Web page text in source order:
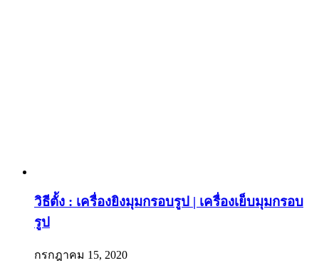
วิธีตั้ง : เครื่องยิงมุมกรอบรูป | เครื่องเย็บมุมกรอบ
รูป
กรกฎาคม 15, 2020